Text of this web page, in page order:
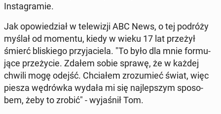
In­sta­gra­mie.
Jak opo­wie­dział w te­le­wi­zji ABC News, o tej podróży
myślał od momentu, kiedy w wieku 17 lat przeżył
śmierć bli­skie­go przy­ja­cie­la. "To było dla mnie for­mu­
ją­ce prze­ży­cie. Zdałem sobie sprawę, że w każdej
chwili mogę odejść. Chcia­łem zro­zu­mieć świat, więc
piesza wę­drów­ka wydała mi się naj­lep­szym spo­so­
bem, żeby to zrobić" - wy­ja­śnił Tom.